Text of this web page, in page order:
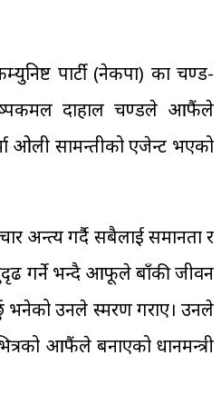
पार्टी (नेकपा) का प्रचण्ड-
दाहाल प्रचण्डले आफैंले
ओली सामन्तीको एजेन्ट भएको
अन्त्य गर्दै सबैलाई समानता र
सुदृढ गर्ने भन्दै आफूले बाँकी जीवन
भनेको उनले स्मरण गराए। उनले
आफैंले बनाएको प्रधानमन्त्री